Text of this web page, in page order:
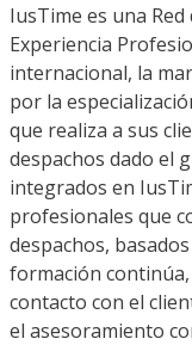
IusTime es una
Experiencia
internacional, la
por la
que realiza a sus
despachos dado el
integrados en
profesionales que
despachos,
formación
contacto con el
el asesoramiento